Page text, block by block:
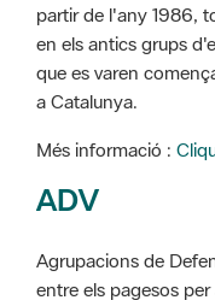
partir de l'any 1986,
en els antics grups
que es varen
a Catalunya.
Més informació :
ADV
Agrupacions de
entre els pagesos